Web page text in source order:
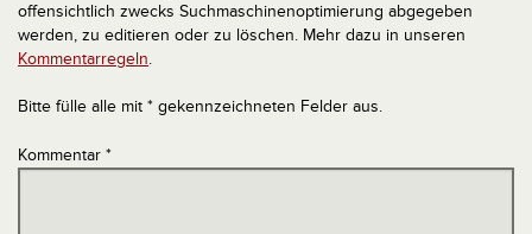
offensichtlich zwecks Suchmaschinenoptimierung abgegeben
werden, zu editieren oder zu löschen. Mehr dazu in unseren
Kommentarregeln.
Bitte fülle alle mit * gekennzeichneten Felder aus.
Kommentar *